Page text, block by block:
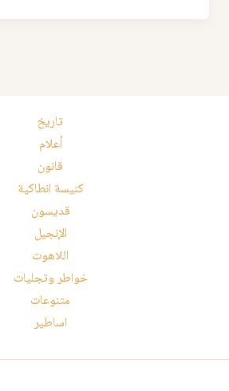
تاريخ
أعلام
قانون
كنيسة انطاكية
قديسون
الإنجيل
اللاهوت
خواطر وتجليات
متنوعات
اساطير